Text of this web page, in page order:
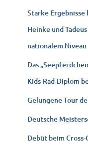
Starke
Heinke und
nationalem Niveau
Das
Kids-Rad-Diplom
Gelungene Tour
Deutsche
Debüt beim